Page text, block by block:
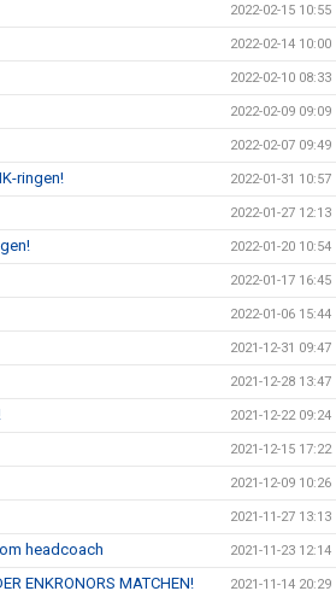
2022-02-15 10:55
2022-02-14 10:00
2022-02-10 08:33
2022-02-09 09:09
2022-02-07 09:49
ringen! 2022-01-31 10:57
2022-01-27 12:13
2022-01-20 10:54
2022-01-17 16:45
2022-01-06 15:44
2021-12-31 09:47
2021-12-28 13:47
2021-12-22 09:24
2021-12-15 17:22
2021-12-09 10:26
2021-11-27 13:13
headcoach 2021-11-23 12:14
ENKRONORS MATCHEN! 2021-11-14 20:29